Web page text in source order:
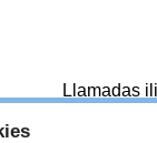
Llamadas